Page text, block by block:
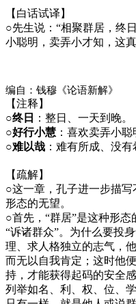
【白话试译】
○先生说：“相聚群居，终
小聪明，卖弄小才知，这
编自：钱穆《论语新解》
【注释】
○终日
：整日、一天到晚。
○好行小慧 ：喜欢卖弄小聪
○难以哉 ：难有所成、没有
【疏解】
○这一章，孔子进一步描
形态的无望。
○首先，“群居”是这种形
“诉诸群众”。为什么要投
理、求人格独立的志气，
而无以自我肯定；这时他
持，才能获得起码的安全
列举如名、利、权、位、